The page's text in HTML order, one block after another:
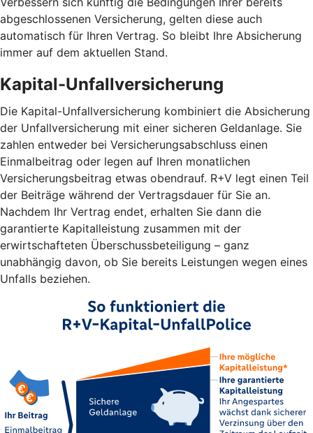
abgeschlossenen Versicherung, gelten diese auch
automatisch für Ihren Vertrag. So bleibt Ihre Absicherung
immer auf dem aktuellen Stand.
Kapital-Unfallversicherung
Die Kapital-Unfallversicherung kombiniert die Absicherung
der Unfallversicherung mit einer sicheren Geldanlage. Sie
zahlen entweder bei Versicherungsabschluss einen
Einmalbeitrag oder legen auf Ihren monatlichen
Versicherungsbeitrag etwas obendrauf. R+V legt einen Teil
der Beiträge während der Vertragsdauer für Sie an.
Nachdem Ihr Vertrag endet, erhalten Sie dann die
garantierte Kapitalleistung zusammen mit der
erwirtschafteten Überschussbeteiligung – ganz
unabhängig davon, ob Sie bereits Leistungen wegen eines
Unfalls beziehen.